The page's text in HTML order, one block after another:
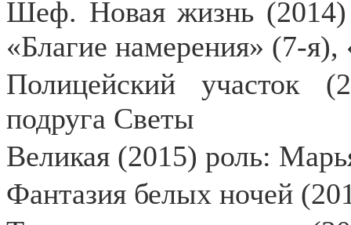
Шеф. Новая жизнь (2014)
«Благие намерения» (7-
Полицейский участок
подруга Светы
Великая (2015) роль:
Фантазия белых ночей